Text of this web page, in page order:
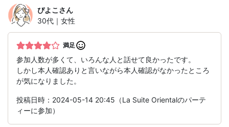
ぴよこ さん
30代｜女性
満足
参加人数が多くて、いろんな人と話せて良かったです。
しかし本人確認ありと言いながら本人確認がなかったところ
が気になりました。
投稿日時：2024-05-14 20:45（La Suite Orientalのパーテ
ィーに参加）